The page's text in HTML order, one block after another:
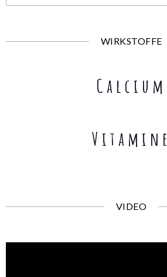
WIRKSTOFFE
Calcium
Vitamine
VIDEO